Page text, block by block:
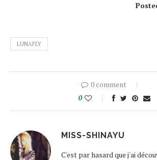
LUNAFLY
0 comment
0
MISS-SHINAYU
C'est par hasard que j'ai